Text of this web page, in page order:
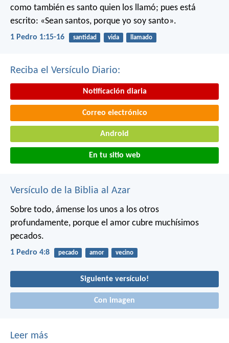
como también es santo quien los llamó; pues está
escrito: «Sean santos, porque yo soy santo».
1 Pedro 1:15-16 santidad vida llamado
Reciba el Versículo Diario:
Notificación diaria
Correo electrónico
Android
En tu sitio web
Versículo de la Biblia al Azar
Sobre todo, ámense los unos a los otros
profundamente, porque el amor cubre muchísimos
pecados.
1 Pedro 4:8 pecado amor vecino
Siguiente versículo!
Con imagen
Leer más